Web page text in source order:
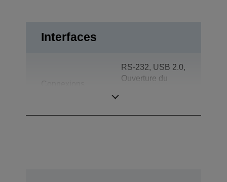
Interfaces
RS-232, USB 2.0,
Ouverture du